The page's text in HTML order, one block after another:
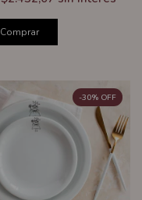
Comprar
-30% OFF